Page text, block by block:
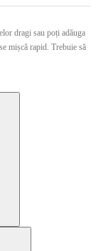
dragi sau poți adăuga
mișcă rapid. Trebuie să